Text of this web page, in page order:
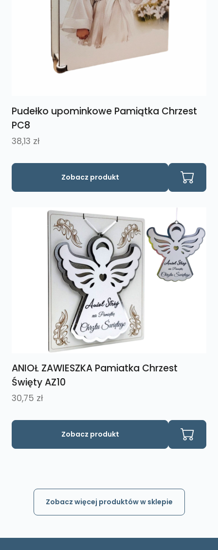
Pudełko upominkowe Pamiątka Chrzest
PC8
38,13 zł
Zobacz produkt
Ten
ma
wariantów.
ANIOŁ ZAWIESZKA Pamiatka Chrzest
Święty AZ10
30,75 zł
Zobacz produkt
Zobacz więcej produktów w sklepie